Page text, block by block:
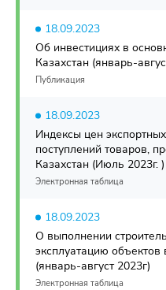
18.09.2023
Об инвестициях в
Казахстан (январь-
Публикация
18.09.2023
Индексы цен
поступлений товаров,
Казахстан (Июль 2023г. )
Электронная таблица
18.09.2023
О выполнении
эксплуатацию объектов
(январь-август 2023г)
Электронная таблица